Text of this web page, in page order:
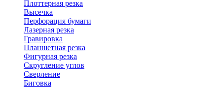
Плоттерная резка
Высечка
Перфорация бумаги
Лазерная резка
Гравировка
Планшетная резка
Фигурная резка
Скругление углов
Сверление
Биговка